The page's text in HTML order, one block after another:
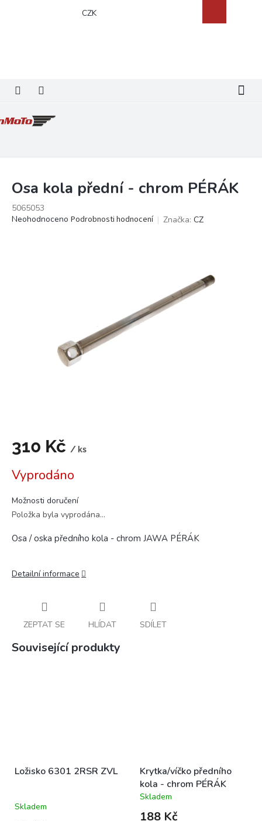
CZK
košík
Osa kola přední - chrom PÉRÁK
5065053
Průměrné
Neohodnoceno Podrobnosti hodnocení Značka: CZ
310 Kč / ks
cena:
Vyprodáno
Možnosti doručení
Položka byla vyprodána…
Osa / oska předního kola - chrom JAWA PÉRÁK
Detailní informace
ZEPTAT SE HLÍDAT SDÍLET
Související produkty
Ložisko 6301 2RSR ZVL
Skladem
Krytka/víčko předního
kola - chrom PÉRÁK
Průměrné
hodnocení
Skladem
188 Kč